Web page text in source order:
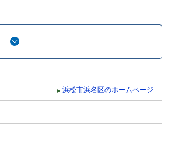
浜松市浜名区のホームページ